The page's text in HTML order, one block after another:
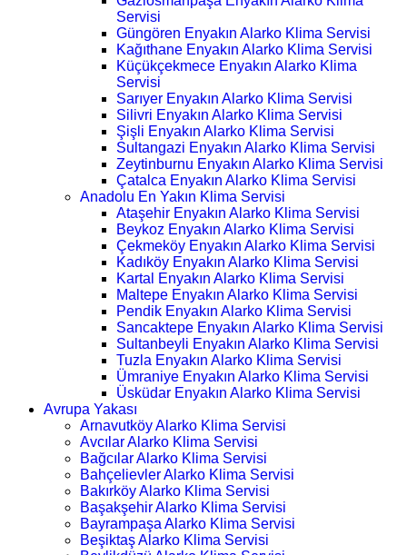
Servisi
Güngören Enyakın Alarko Klima Servisi
Kağıthane Enyakın Alarko Klima Servisi
Küçükçekmece Enyakın Alarko Klima
Servisi
Sarıyer Enyakın Alarko Klima Servisi
Silivri Enyakın Alarko Klima Servisi
Şişli Enyakın Alarko Klima Servisi
Sultangazi Enyakın Alarko Klima Servisi
Zeytinburnu Enyakın Alarko Klima Servisi
Çatalca Enyakın Alarko Klima Servisi
Anadolu En Yakın Klima Servisi
Ataşehir Enyakın Alarko Klima Servisi
Beykoz Enyakın Alarko Klima Servisi
Çekmeköy Enyakın Alarko Klima Servisi
Kadıköy Enyakın Alarko Klima Servisi
Kartal Enyakın Alarko Klima Servisi
Maltepe Enyakın Alarko Klima Servisi
Pendik Enyakın Alarko Klima Servisi
Sancaktepe Enyakın Alarko Klima Servisi
Sultanbeyli Enyakın Alarko Klima Servisi
Tuzla Enyakın Alarko Klima Servisi
Ümraniye Enyakın Alarko Klima Servisi
Üsküdar Enyakın Alarko Klima Servisi
Avrupa Yakası
Arnavutköy Alarko Klima Servisi
Avcılar Alarko Klima Servisi
Bağcılar Alarko Klima Servisi
Bahçelievler Alarko Klima Servisi
Bakırköy Alarko Klima Servisi
Başakşehir Alarko Klima Servisi
Bayrampaşa Alarko Klima Servisi
Beşiktaş Alarko Klima Servisi